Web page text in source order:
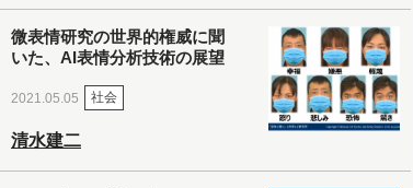
微表情研究の世界的権威に聞
いた、AI表情分析技術の展望
2021.05.05 社会
清水建二